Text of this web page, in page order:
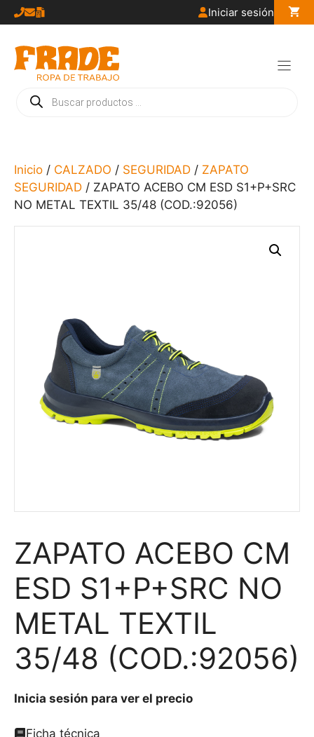
Saltar
al
contenido
Iniciar sesión
Búsqueda
de
Inicio / CALZADO / SEGURIDAD / ZAPATO
SEGURIDAD / ZAPATO ACEBO CM ESD S1+P+SRC
NO METAL TEXTIL 35/48 (COD.:92056)
ZAPATO ACEBO CM
ESD S1+P+SRC NO
METAL TEXTIL
35/48 (COD.:92056)
Inicia sesión para ver el precio
Ficha técnica